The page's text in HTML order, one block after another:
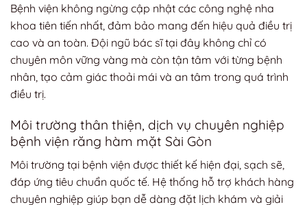
Bệnh viện không ngừng cập nhật các công nghệ nha
khoa tiên tiến nhất, đảm bảo mang đến hiệu quả điều trị
cao và an toàn. Đội ngũ bác sĩ tại đây không chỉ có
chuyên môn vững vàng mà còn tận tâm với từng bệnh
nhân, tạo cảm giác thoải mái và an tâm trong quá trình
điều trị.
Môi trường thân thiện, dịch vụ chuyên nghiệp
bệnh viện răng hàm mặt Sài Gòn
Môi trường tại bệnh viện được thiết kế hiện đại, sạch sẽ,
đáp ứng tiêu chuẩn quốc tế. Hệ thống hỗ trợ khách hàng
chuyên nghiệp giúp bạn dễ dàng đặt lịch khám và giải